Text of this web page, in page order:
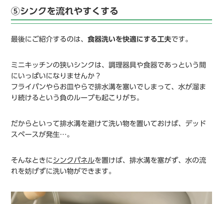
⑤シンクを流れやすくする
最後にご紹介するのは、食器洗いを快適にする工夫です。
ミニキッチンの狭いシンクは、調理器具や食器であっという間
にいっぱいになりませんか？
フライパンやらお皿やらで排水溝を塞いでしまって、水が溜ま
り続けるという負のループも起こりがち。
だからといって排水溝を避けて洗い物を置いておけば、デッド
スペースが発生…。
そんなときにシンクパネルを置けば、排水溝を塞がず、水の流
れを妨げずに洗い物ができます。